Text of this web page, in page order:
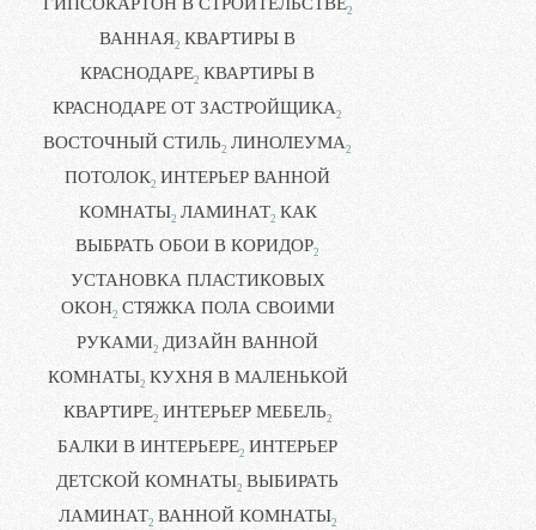
2
ВАННАЯ2 КВАРТИРЫ В
КРАСНОДАРЕ2 КВАРТИРЫ В
КРАСНОДАРЕ ОТ ЗАСТРОЙЩИКА2
ВОСТОЧНЫЙ СТИЛЬ2 ЛИНОЛЕУМА2
ПОТОЛОК2 ИНТЕРЬЕР ВАННОЙ
КОМНАТЫ2 ЛАМИНАТ2 КАК
ВЫБРАТЬ ОБОИ В КОРИДОР2
УСТАНОВКА ПЛАСТИКОВЫХ
ОКОН2 СТЯЖКА ПОЛА СВОИМИ
РУКАМИ2 ДИЗАЙН ВАННОЙ
КОМНАТЫ2 КУХНЯ В МАЛЕНЬКОЙ
КВАРТИРЕ2 ИНТЕРЬЕР МЕБЕЛЬ2
БАЛКИ В ИНТЕРЬЕРЕ2 ИНТЕРЬЕР
ДЕТСКОЙ КОМНАТЫ2 ВЫБИРАТЬ
ЛАМИНАТ2 ВАННОЙ КОМНАТЫ2